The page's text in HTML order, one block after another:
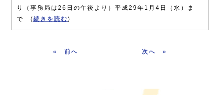
り（事務局は26日の午後より）平成29年1月4日（水）ま
で (続きを読む)
« »